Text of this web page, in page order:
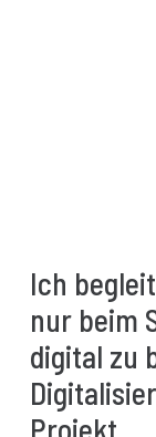
Ich
nur beim
digital zu